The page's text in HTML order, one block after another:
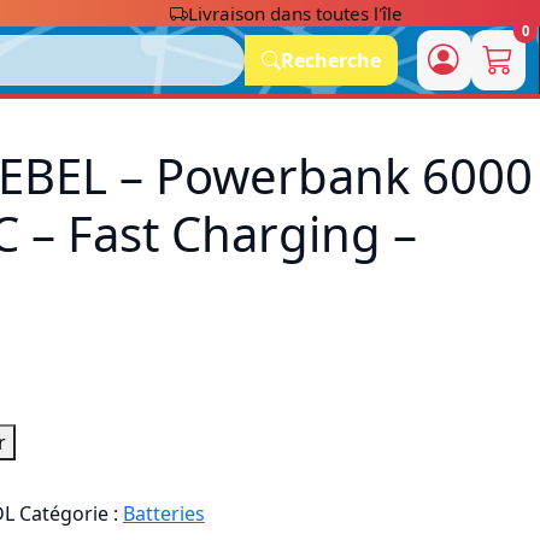
Livraison dans toutes l'île
Recherche
0
– Powerbank 6000
– Fast Charging –
Catégorie : Batteries